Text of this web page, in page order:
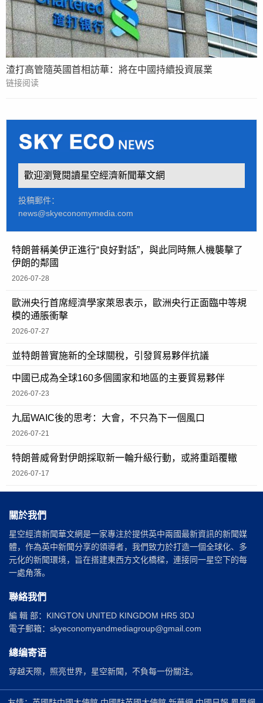
渣打高管隨英國首相訪華：將在中國持續投資展業
链接阅读
歡迎瀏覽閱讀星空經濟新聞華文網
投稿郵件：
news@skyeconomymedia.com
特朗普稱美伊正進行“良好對話”，與此同時無人機襲擊了
伊朗的鄰國
2026-07-28
歐洲央行首席經濟學家萊恩表示，歐洲央行正面臨中等規
模的通脹衝擊
2026-07-27
並特朗普實施新的全球關稅，引發貿易夥伴抗議
中國已成為全球160多個國家和地區的主要貿易夥伴
2026-07-23
九屆WAIC後的思考：大會，不只為下一個風口
2026-07-21
特朗普威脅對伊朗採取新一輪升級行動，或將重蹈覆轍
2026-07-17
關於我們
星空經濟新聞華文網是一家專注於提供英中兩國最新資訊的新聞媒
體，作為英中新聞分享的領導者，我們致力於打造一個全球化、多
元化的新聞環境，旨在搭建東西方文化橋樑，連接同一星空下的每
一處角落。
聯絡我們
編 輯 部：KINGTON UNITED KINGDOM HR5 3DJ
電子郵箱：skyeconomyandmediagroup@gmail.com
總编寄语
穿越天際，照亮世界，星空新聞，不負每一份關注。